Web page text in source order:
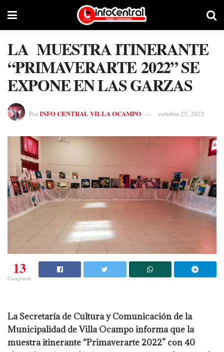
LA MUESTRA ITINERANTE
“PRIMAVERARTE 2022” SE
EXPONE EN LAS GARZAS
PorINFO CENTRAL VILLA OCAMPO octubre 25, 2022
13
Compartir
La Secretaría de Cultura y Comunicación de la
Municipalidad de Villa Ocampo informa que la
muestra itinerante “Primaverarte 2022” con 40